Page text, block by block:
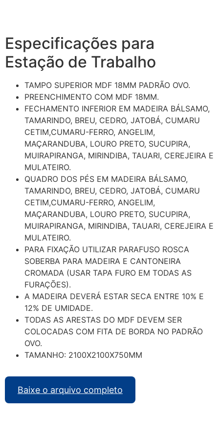
Especificações para
Estação de Trabalho
TAMPO SUPERIOR MDF 18MM PADRÃO OVO.
PREENCHIMENTO COM MDF 18MM.
FECHAMENTO INFERIOR EM MADEIRA BÁLSAMO,
TAMARINDO, BREU, CEDRO, JATOBÁ, CUMARU
CETIM,CUMARU-FERRO, ANGELIM,
MAÇARANDUBA, LOURO PRETO, SUCUPIRA,
MUIRAPIRANGA, MIRINDIBA, TAUARI, CEREJEIRA E
MULATEIRO.
QUADRO DOS PÉS EM MADEIRA BÁLSAMO,
TAMARINDO, BREU, CEDRO, JATOBÁ, CUMARU
CETIM,CUMARU-FERRO, ANGELIM,
MAÇARANDUBA, LOURO PRETO, SUCUPIRA,
MUIRAPIRANGA, MIRINDIBA, TAUARI, CEREJEIRA E
MULATEIRO.
PARA FIXAÇÃO UTILIZAR PARAFUSO ROSCA
SOBERBA PARA MADEIRA E CANTONEIRA
CROMADA (USAR TAPA FURO EM TODAS AS
FURAÇÕES).
A MADEIRA DEVERÁ ESTAR SECA ENTRE 10% E
12% DE UMIDADE.
TODAS AS ARESTAS DO MDF DEVEM SER
COLOCADAS COM FITA DE BORDA NO PADRÃO
OVO.
TAMANHO: 2100X2100X750MM
Baixe o arquivo completo